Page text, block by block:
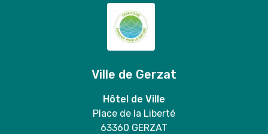
Ville de Gerzat
Hôtel de Ville
Place de la Liberté
63360 GERZAT